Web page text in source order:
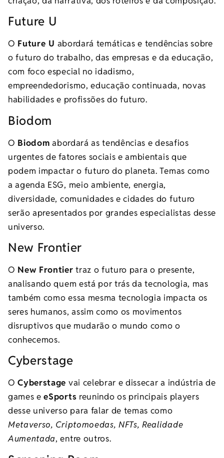
Future U
O Future U abordará temáticas e tendências sobre
o futuro do trabalho, das empresas e da educação,
com foco especial no idadismo,
empreendedorismo, educação continuada, novas
habilidades e profissões do futuro.
Biodom
O Biodom abordará as tendências e desafios
urgentes de fatores sociais e ambientais que
podem impactar o futuro do planeta. Temas como
a agenda ESG, meio ambiente, energia,
diversidade, comunidades e cidades do futuro
serão apresentados por grandes especialistas desse
universo.
New Frontier
O New Frontier traz o futuro para o presente,
analisando quem está por trás da tecnologia, mas
também como essa mesma tecnologia impacta os
seres humanos, assim como os movimentos
disruptivos que mudarão o mundo como o
conhecemos.
Cyberstage
OCyberstage vai celebrar e dissecar a indústria de
games eeSports reunindo os principais players
desse universo para falar de temas como
Metaverso, Criptomoedas, NFTs, Realidade
Aumentada, entre outros.